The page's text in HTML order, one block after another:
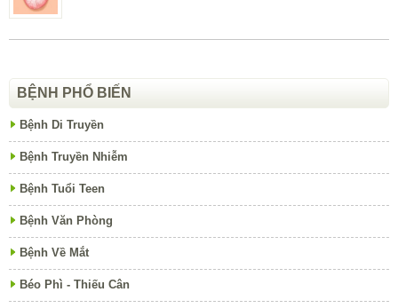
BỆNH PHỔ BIẾN
Bệnh Di Truyền
Bệnh Truyền Nhiễm
Bệnh Tuổi Teen
Bệnh Văn Phòng
Bệnh Về Mắt
Béo Phì - Thiếu Cân